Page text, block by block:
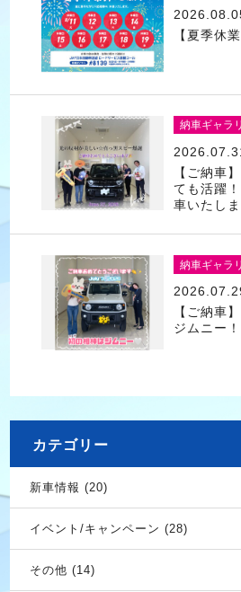
【夏季休
納車ギャラ
【ご納車
ても活躍
車いたし
納車ギャラ
【ご納車
ジムニー！
カテゴリー
新車情報 (20)
イベント/キャンペーン (28)
その他 (14)